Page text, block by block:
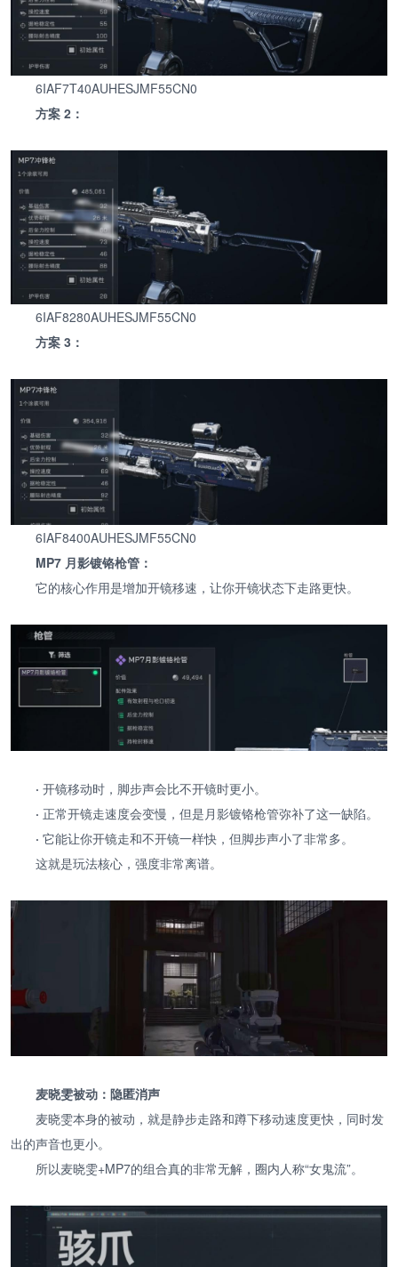
6IAF7T40AUHESJMF55CN0
方案 2：
6IAF8280AUHESJMF55CN0
方案 3：
6IAF8400AUHESJMF55CN0
MP7 月影镀铬枪管：
它的核心作用是增加开镜移速，让你开镜状态下走路更快。
· 开镜移动时，脚步声会比不开镜时更小。
· 正常开镜走速度会变慢，但是月影镀铬枪管弥补了这一缺陷。
· 它能让你开镜走和不开镜一样快，但脚步声小了非常多。
这就是玩法核心，强度非常离谱。
麦晓雯被动：隐匿消声
麦晓雯本身的被动，就是静步走路和蹲下移动速度更快，同时发
出的声音也更小。
所以麦晓雯+MP7的组合真的非常无解，圈内人称“女鬼流”。